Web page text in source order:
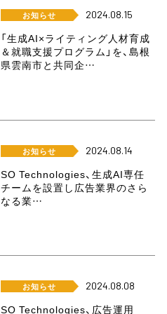
お知らせ 2024.08.15
「生成AI×ライティング人材育成
＆就職支援プログラム」を、島根
県雲南市と共同企…
お知らせ 2024.08.14
SO Technologies、生成AI専任
チームを設置し広告業界のさら
なる業…
お知らせ 2024.08.08
SO Technologies、広告運用